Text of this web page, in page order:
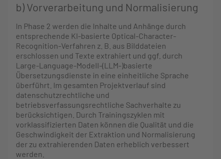
b) Vorverarbeitung und Normalisierung
In Phase 2 werden die Inhalte und Anhänge durch
entsprechende KI-basierte Optical-Character-
Recognition-Verfahren z. B. aus Bilddateien
erschlossen und Texte extrahiert und ggf. durch
Large-Language-Modell-(LLM-)basierte
Übersetzungsdienste in eine einheitliche Sprache
überführt. Im gesamten Projektverlauf sind
datenschutzrechtliche und
betriebsverfassungsrechtliche Sachverhalte zu
berücksichtigen. Durch Trainingszyklen mit
vorklassifizierten Daten können die Qualität und die
Geschwindigkeit der Extraktion und Normalisierung
der zu extrahierenden Daten erheblich verbessert
werden.